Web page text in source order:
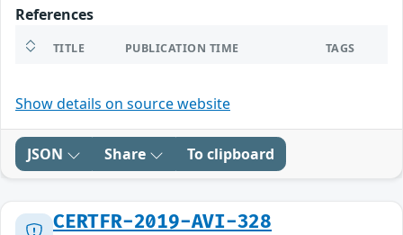
References
TITLE PUBLICATION TIME TAGS
Show details on source website
JSON Share To clipboard
CERTFR-2019-AVI-328